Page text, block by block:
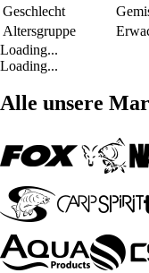
Geschlecht
Altersgruppe
Loading...
Loading...
Alle unsere